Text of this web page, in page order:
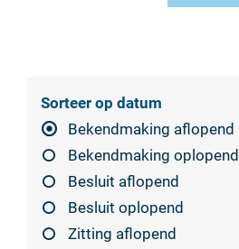
Sorteer op datum
Bekendmaking aflopend
Bekendmaking oplopend
Besluit aflopend
Besluit oplopend
Zitting aflopend